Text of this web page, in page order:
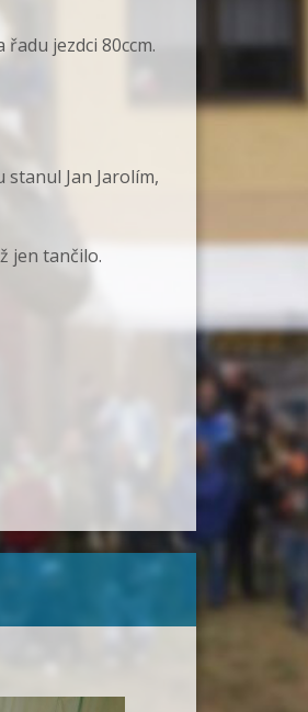
jezdci 80ccm.
stanul Jan Jarolím,
jen tančilo.